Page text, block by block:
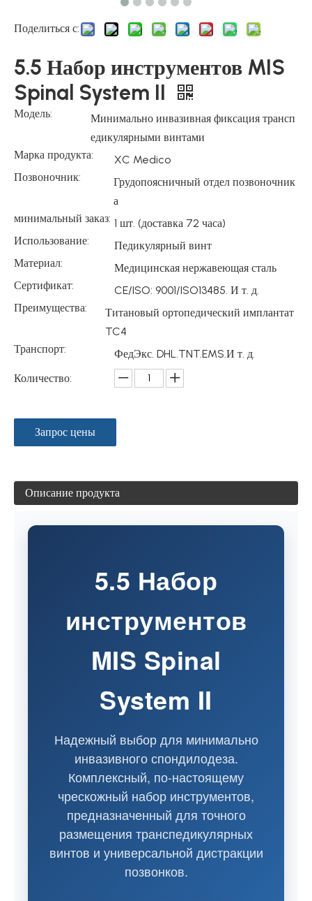
Поделиться с:
5.5 Набор инструментов MIS
Spinal System II
Модель:
Минимально инвазивная фиксация трансп
едикулярными винтами
Марка продукта:
XC Medico
Позвоночник:
Грудопоясничный отдел позвоночник
а
минимальный заказ: 1 шт. (доставка 72 часа)
Использование:
Педикулярный винт
Материал:
Медицинская нержавеющая сталь
Сертификат:
CE/ISO: 9001/ISO13485. И т. д.
Преимущества:
Титановый ортопедический имплантат
TC4
Транспорт:
ФедЭкс. DHL.TNT.EMS.И т. д.
Количество:
Запрос цены
Описание продукта
5.5 Набор
инструментов
MIS Spinal
System II
Надежный выбор для минимально
инвазивного спондилодеза.
Комплексный, по-настоящему
чрескожный набор инструментов,
предназначенный для точного
размещения транспедикулярных
винтов и универсальной дистракции
позвонков.